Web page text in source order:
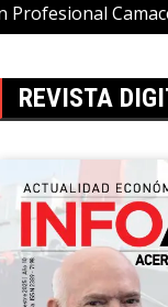
Profesional
REVISTA